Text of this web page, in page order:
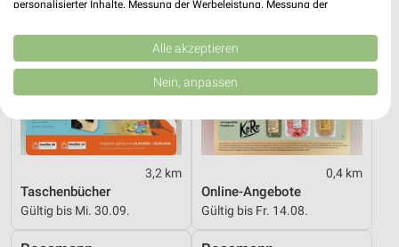
3,2 km
Taschenbücher
Gültig bis Mi. 30.09.
0,4 km
Online-Angebote
Gültig bis Fr. 14.08.
personalisierter Inhalte. Messung der Werbeleistung. Messung der
Kombinationen von Daten aus verschiedenen Quellen. Entwicklung und
Verbesserung der Angebote. Verwendung reduzierter Daten zur Auswahl
von Inhalten.
Daten können außerhalb der Europäischen Union weitergegeben und in die
Website/App.
Partnerliste anzeigen (1 IAB-Anbieter)
Wir nutzen Ihre Daten für folgende Zwecke:
IAB-Verarbeitungszwecke:
Speichern von oder Zugriff auf Informationen
Alle akzeptieren
Nein, anpassen